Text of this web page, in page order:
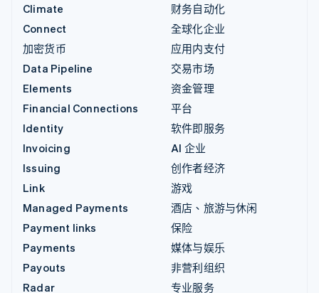
Climate
Connect
加密货币
Data Pipeline
Elements
Financial Connections
Identity
Invoicing
Issuing
Link
Managed Payments
Payment links
Payments
Payouts
Radar
财务自动化
全球化企业
应用内支付
交易市场
资金管理
平台
软件即服务
AI 企业
创作者经济
游戏
酒店、旅游与休闲
保险
媒体与娱乐
非营利组织
专业服务